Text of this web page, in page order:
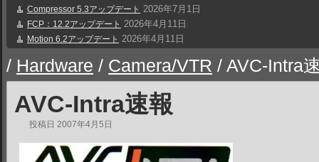
Compressor 5.3アップデート 2026年7月1日
FCP：12.2アップデート 2026年4月11日
Motion 6.2アップデート 2026年4月11日
/ Hardware / Camera/VTR / AVC-Intra
AVC-Intra速報
投稿日 2007年4月5日